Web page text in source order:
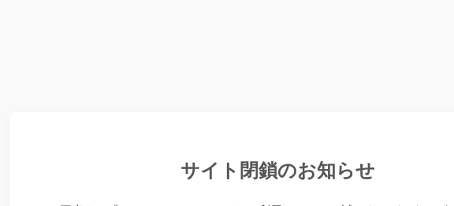
サイト閉鎖のお知らせ